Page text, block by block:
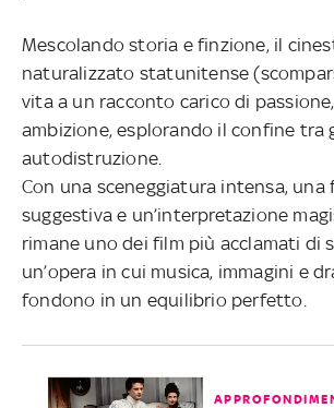
Mescolando storia e finzione, il
naturalizzato statunitense
vita a un racconto carico di
ambizione, esplorando il confine tra
autodistruzione.
Con una sceneggiatura intensa,
suggestiva e un’interpretazione
rimane uno dei film più acclamati di
un’opera in cui musica, immagini e
fondono in un equilibrio perfetto.